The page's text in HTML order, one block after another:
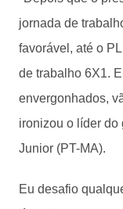
jornada de
favorável, até o
de trabalho 6X1.
envergonhados,
ironizou o líder do
Junior (PT-MA).
Eu desafio